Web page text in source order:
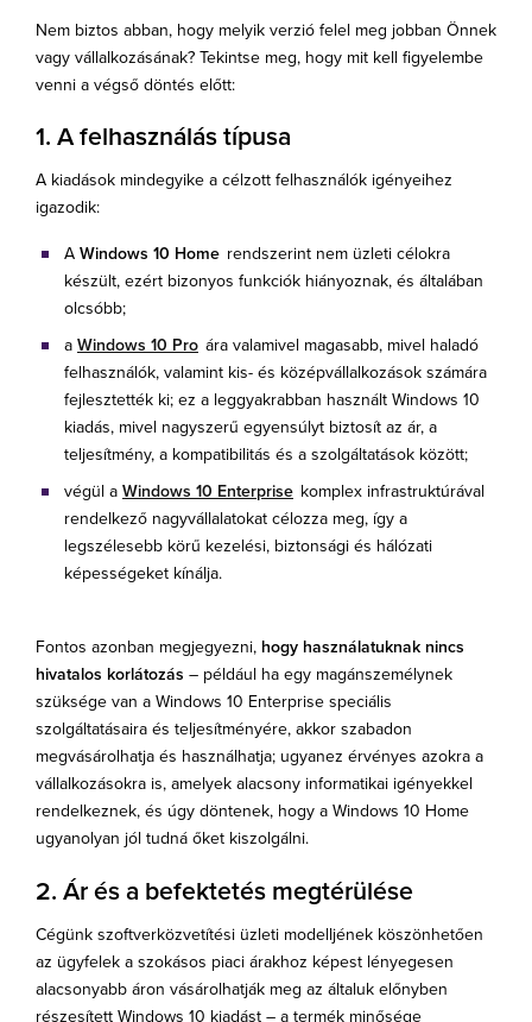
Nem biztos abban, hogy melyik verzió felel meg jobban Önnek
vagy vállalkozásának? Tekintse meg, hogy mit kell figyelembe
venni a végső döntés előtt:
1. A felhasználás típusa
A kiadások mindegyike a célzott felhasználók igényeihez
igazodik:
A Windows 10 Home rendszerint nem üzleti célokra
készült, ezért bizonyos funkciók hiányoznak, és általában
olcsóbb;
a Windows 10 Pro ára valamivel magasabb, mivel haladó
felhasználók, valamint kis- és középvállalkozások számára
fejlesztették ki; ez a leggyakrabban használt Windows 10
kiadás, mivel nagyszerű egyensúlyt biztosít az ár, a
teljesítmény, a kompatibilitás és a szolgáltatások között;
végül a Windows 10 Enterprise komplex infrastruktúrával
rendelkező nagyvállalatokat célozza meg, így a
legszélesebb körű kezelési, biztonsági és hálózati
képességeket kínálja.
Fontos azonban megjegyezni, hogy használatuknak nincs
hivatalos korlátozás – például ha egy magánszemélynek
szüksége van a Windows 10 Enterprise speciális
szolgáltatásaira és teljesítményére, akkor szabadon
megvásárolhatja és használhatja; ugyanez érvényes azokra a
vállalkozásokra is, amelyek alacsony informatikai igényekkel
rendelkeznek, és úgy döntenek, hogy a Windows 10 Home
ugyanolyan jól tudná őket kiszolgálni.
2. Ár és a befektetés megtérülése
Cégünk szoftverközvetítési üzleti modelljének köszönhetően
az ügyfelek a szokásos piaci árakhoz képest lényegesen
alacsonyabb áron vásárolhatják meg az általuk előnyben
részesített Windows 10 kiadást – a termék minősége